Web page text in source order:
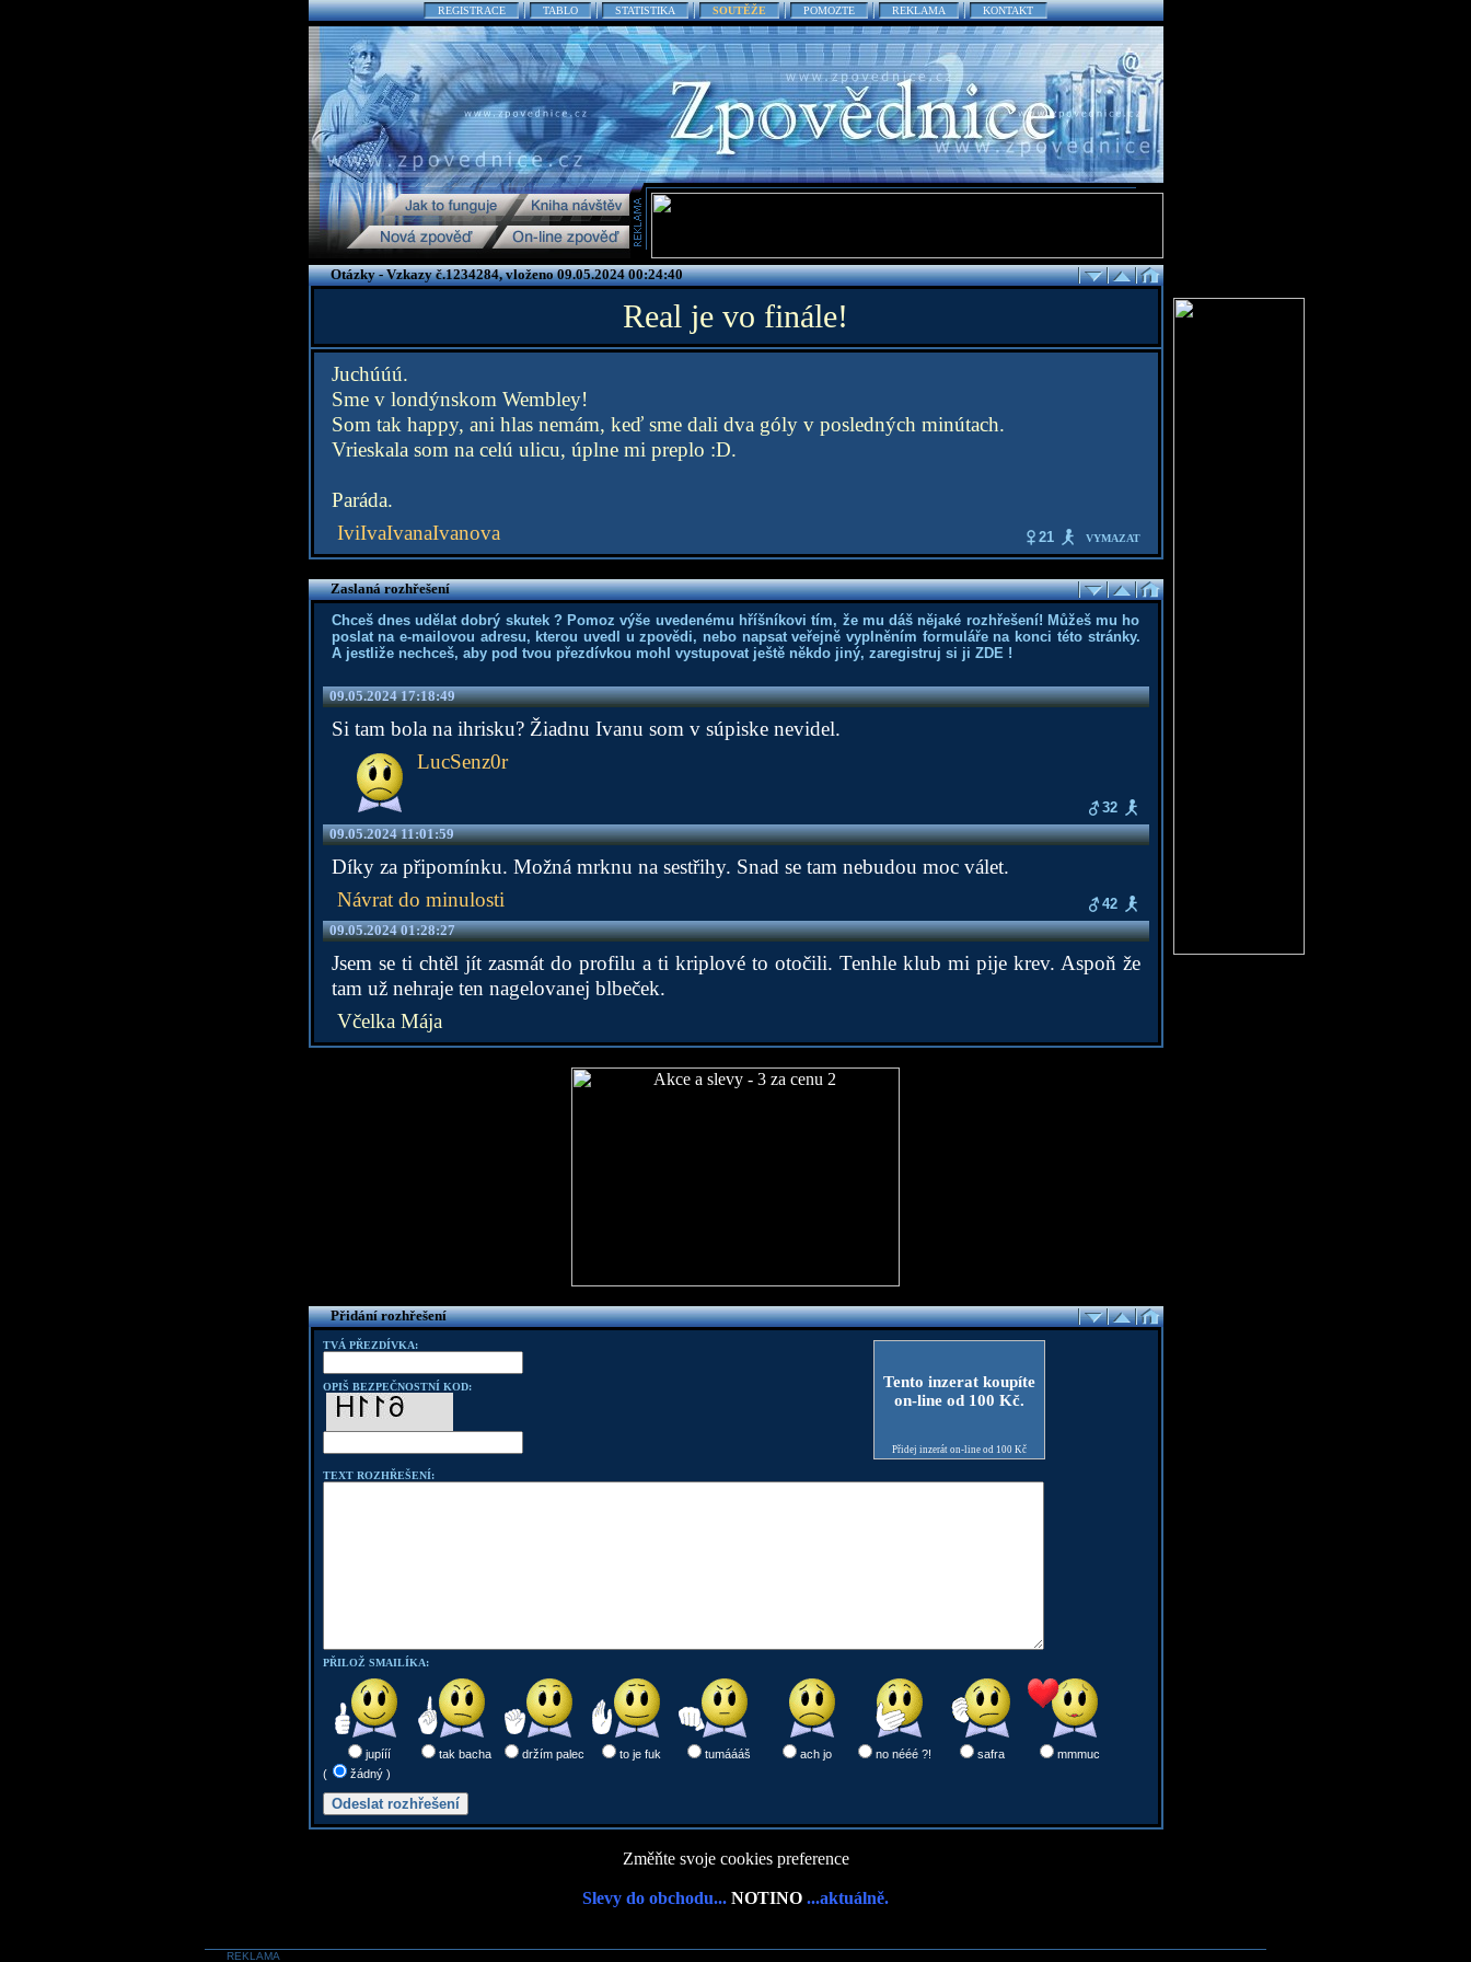
REGISTRACE TABLO STATISTIKA SOUTĚŽE POMOZTE REKLAMA KONTAKT
Otázky - Vzkazy č.1234284, vloženo 09.05.2024 00:24:40
Real je vo finále!
Juchúúú.
Sme v londýnskom Wembley!
Som tak happy, ani hlas nemám, keď sme dali dva góly v posledných minútach.
Vrieskala som na celú ulicu, úplne mi preplo :D.
Paráda.
IviIvaIvanaIvanova
21 VYMAZAT
Zaslaná rozhřešení
Chceš dnes udělat dobrý skutek ? Pomoz výše uvedenému hříšníkovi tím, že mu dáš nějaké rozhřešení! Můžeš mu ho
poslat na e-mailovou adresu, kterou uvedl u zpovědi, nebo napsat veřejně vyplněním formuláře na konci této stránky.
A jestliže nechceš, aby pod tvou přezdívkou mohl vystupovat ještě někdo jiný, zaregistruj si ji ZDE!
09.05.2024 17:18:49
Si tam bola na ihrisku? Žiadnu Ivanu som v súpiske nevidel.
LucSenz0r
32
09.05.2024 11:01:59
Díky za připomínku. Možná mrknu na sestřihy. Snad se tam nebudou moc válet.
Návrat do minulosti
42
09.05.2024 01:28:27
Jsem se ti chtěl jít zasmát do profilu a ti kriplové to otočili. Tenhle klub mi pije krev. Aspoň že
tam už nehraje ten nagelovanej blbeček.
Včelka Mája
Přidání rozhřešení
TVÁ PŘEZDÍVKA:
OPIŠ BEZPEČNOSTNÍ KOD:
Tento inzerat koupíte
on-line od 100 Kč.
Přidej inzerát on-line od 100 Kč
TEXT ROZHŘEŠENÍ:
PŘILOŽ SMAILÍKA:
jupííí tak bacha držím palec to je fuk tumáááš ach jo no nééé ?! safra
mmmuc
(
žádný )
Změňte svoje cookies preference
Slevy do obchodu... NOTINO ...aktuálně.
REKLAMA